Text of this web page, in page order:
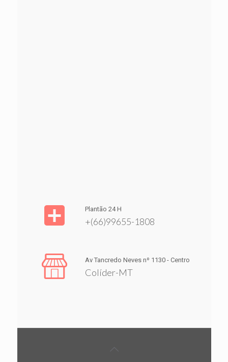
Plantão 24 H
+(66)99655-1808
Av Tancredo Neves nº 1130 - Centro
Colíder-MT